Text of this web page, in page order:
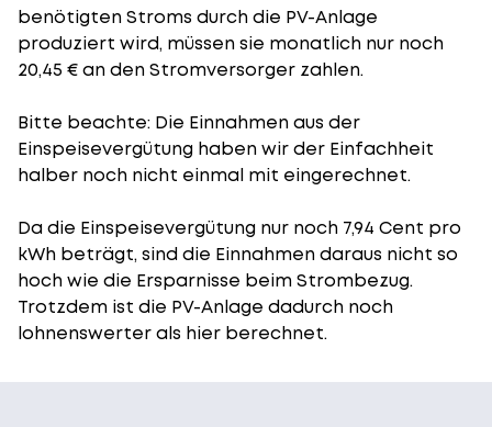
benötigten Stroms durch die PV-Anlage
produziert wird, müssen sie monatlich nur noch
20,45 € an den Stromversorger zahlen.
Bitte beachte: Die Einnahmen aus der
Einspeisevergütung haben wir der Einfachheit
halber noch nicht einmal mit eingerechnet.
Da die Einspeisevergütung nur noch 7,94 Cent pro
kWh beträgt, sind die Einnahmen daraus nicht so
hoch wie die Ersparnisse beim Strombezug.
Trotzdem ist die PV-Anlage dadurch noch
lohnenswerter als hier berechnet.